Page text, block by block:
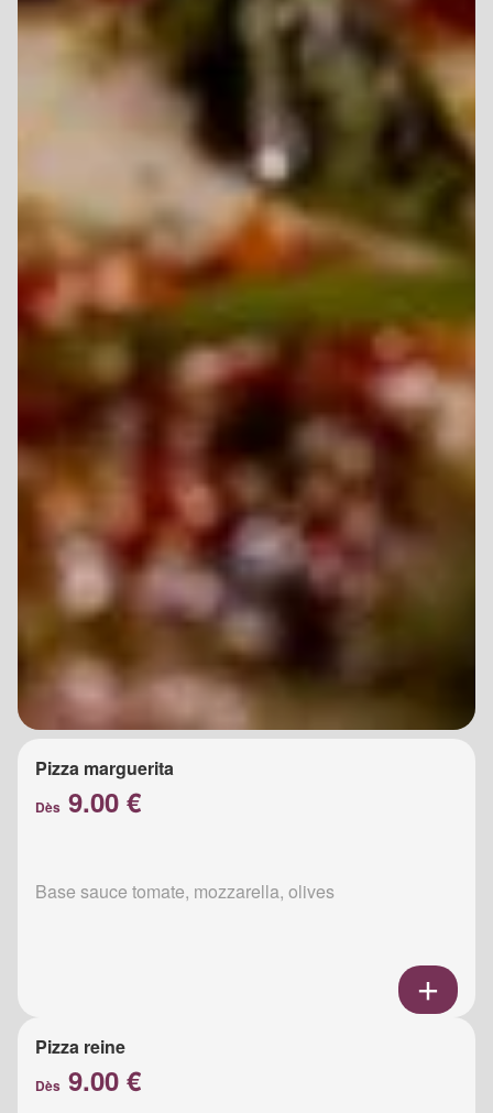
Pizza marguerita
Dès 9.00 €
Base sauce tomate, mozzarella, olives
Pizza reine
Dès 9.00 €